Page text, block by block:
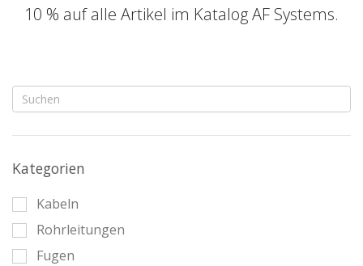
10 % auf alle Artikel im Katalog AF Systems.
Kategorien
Kabeln
Rohrleitungen
Fugen